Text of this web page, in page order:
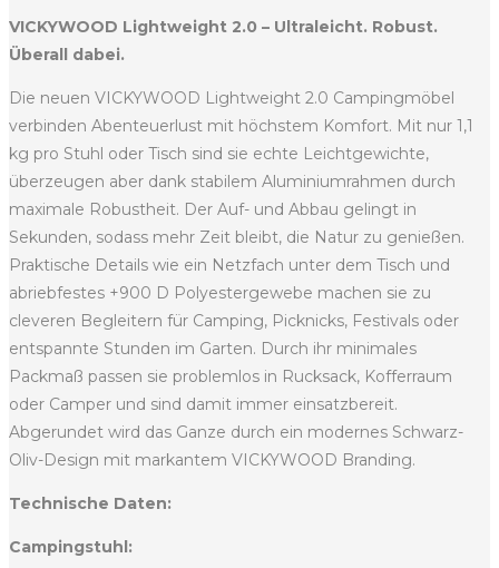
VICKYWOOD Lightweight 2.0 – Ultraleicht. Robust.
Überall dabei.
Die neuen VICKYWOOD Lightweight 2.0 Campingmöbel
verbinden Abenteuerlust mit höchstem Komfort. Mit nur 1,1
kg pro Stuhl oder Tisch sind sie echte Leichtgewichte,
überzeugen aber dank stabilem Aluminiumrahmen durch
maximale Robustheit. Der Auf- und Abbau gelingt in
Sekunden, sodass mehr Zeit bleibt, die Natur zu genießen.
Praktische Details wie ein Netzfach unter dem Tisch und
abriebfestes +900 D Polyestergewebe machen sie zu
cleveren Begleitern für Camping, Picknicks, Festivals oder
entspannte Stunden im Garten. Durch ihr minimales
Packmaß passen sie problemlos in Rucksack, Kofferraum
oder Camper und sind damit immer einsatzbereit.
Abgerundet wird das Ganze durch ein modernes Schwarz-
Oliv-Design mit markantem VICKYWOOD Branding.
Technische Daten:
Campingstuhl: